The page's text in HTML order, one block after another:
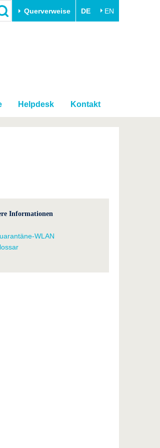
Querverweise DE EN
Sport & Gesundheit
Helpdesk Kontakt
Informationen
WLAN